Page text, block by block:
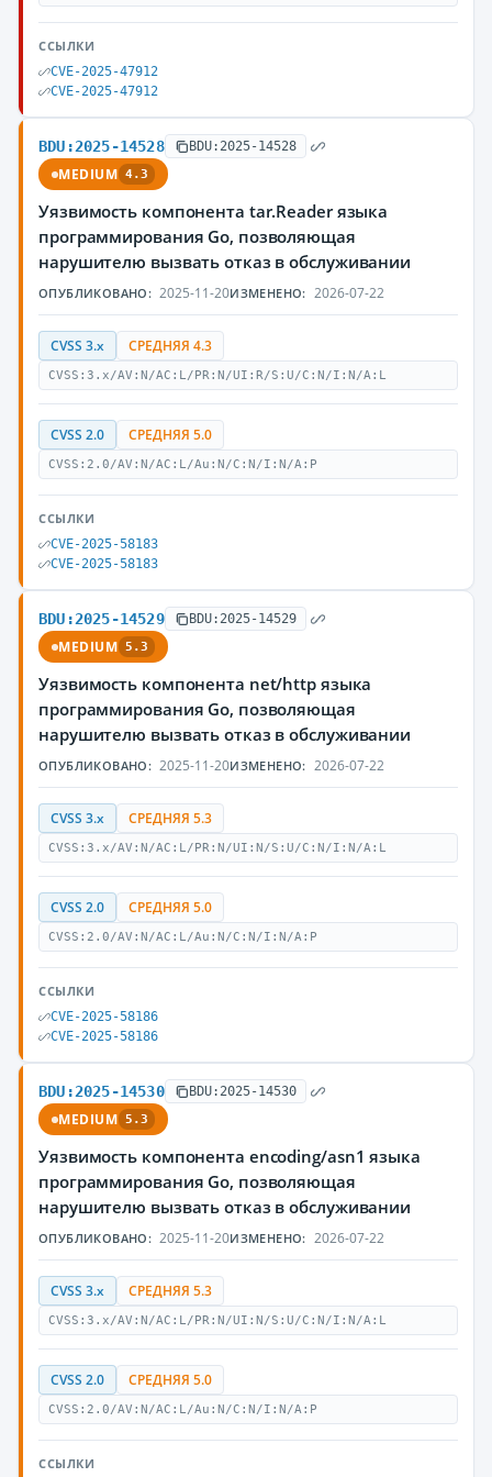
ССЫЛКИ
CVE-2025-47912
CVE-2025-47912
BDU:2025-14528 BDU:2025-14528
MEDIUM 4.3
Уязвимость компонента tar.Reader языка
программирования Go, позволяющая
нарушителю вызвать отказ в обслуживании
ОПУБЛИКОВАНО: 2025-11-20ИЗМЕНЕНО: 2026-07-22
CVSS 3.x СРЕДНЯЯ 4.3
CVSS:3.x/AV:N/AC:L/PR:N/UI:R/S:U/C:N/I:N/A:L
CVSS 2.0 СРЕДНЯЯ 5.0
CVSS:2.0/AV:N/AC:L/Au:N/C:N/I:N/A:P
ССЫЛКИ
CVE-2025-58183
CVE-2025-58183
BDU:2025-14529 BDU:2025-14529
MEDIUM 5.3
Уязвимость компонента net/http языка
программирования Go, позволяющая
нарушителю вызвать отказ в обслуживании
ОПУБЛИКОВАНО: 2025-11-20ИЗМЕНЕНО: 2026-07-22
CVSS 3.x СРЕДНЯЯ 5.3
CVSS:3.x/AV:N/AC:L/PR:N/UI:N/S:U/C:N/I:N/A:L
CVSS 2.0 СРЕДНЯЯ 5.0
CVSS:2.0/AV:N/AC:L/Au:N/C:N/I:N/A:P
ССЫЛКИ
CVE-2025-58186
CVE-2025-58186
BDU:2025-14530 BDU:2025-14530
MEDIUM 5.3
Уязвимость компонента encoding/asn1 языка
программирования Go, позволяющая
нарушителю вызвать отказ в обслуживании
ОПУБЛИКОВАНО: 2025-11-20ИЗМЕНЕНО: 2026-07-22
CVSS 3.x СРЕДНЯЯ 5.3
CVSS:3.x/AV:N/AC:L/PR:N/UI:N/S:U/C:N/I:N/A:L
CVSS 2.0 СРЕДНЯЯ 5.0
CVSS:2.0/AV:N/AC:L/Au:N/C:N/I:N/A:P
ССЫЛКИ